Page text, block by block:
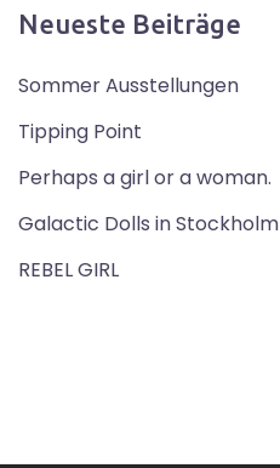
Neueste Beiträge
Sommer Ausstellungen
Tipping Point
Perhaps a girl or a woman.
Galactic Dolls in Stockholm
REBEL GIRL